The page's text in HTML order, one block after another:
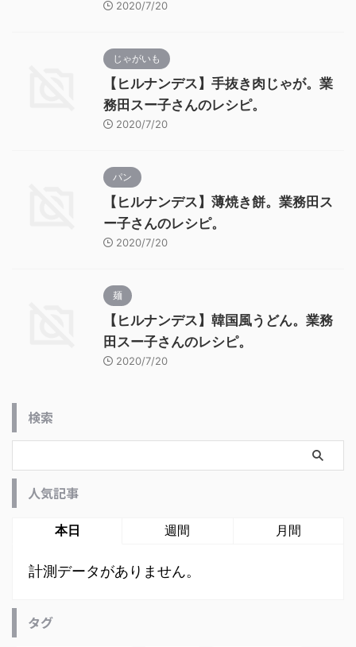
2020/7/20
じゃがいも
【ヒルナンデス】手抜き肉じゃが。業
務田スー子さんのレシピ。
2020/7/20
パン
【ヒルナンデス】薄焼き餅。業務田ス
ー子さんのレシピ。
2020/7/20
麺
【ヒルナンデス】韓国風うどん。業務
田スー子さんのレシピ。
2020/7/20
検索
人気記事
本日 週間 月間
計測データがありません。
タグ